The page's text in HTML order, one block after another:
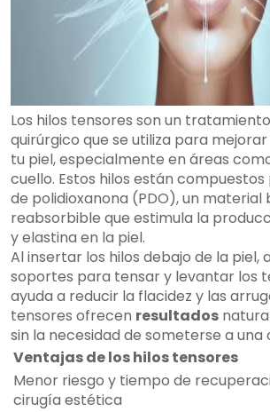
Los hilos tensores son un
quirúrgico que se utiliza para
tu piel, especialmente en áreas
cuello. Estos hilos están
de polidioxanona (PDO), un
reabsorbible que estimula la
y elastina en la piel.
Al insertar los hilos debajo de la piel,
soportes para tensar y levantar los
ayuda a reducir la flacidez y las
tensores ofrecen resultados
sin la necesidad de someterse a una
Ventajas de los hilos tensores
Menor riesgo y tiempo de
cirugía estética